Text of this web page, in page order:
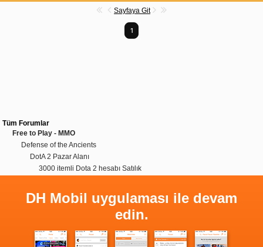
Sayfaya Git
1
Tüm Forumlar
Free to Play - MMO
Defense of the Ancients
DotA 2 Pazar Alanı
3000 itemli Dota 2 hesabı Satılık
DH Mobil uygulaması ile devam
edin.